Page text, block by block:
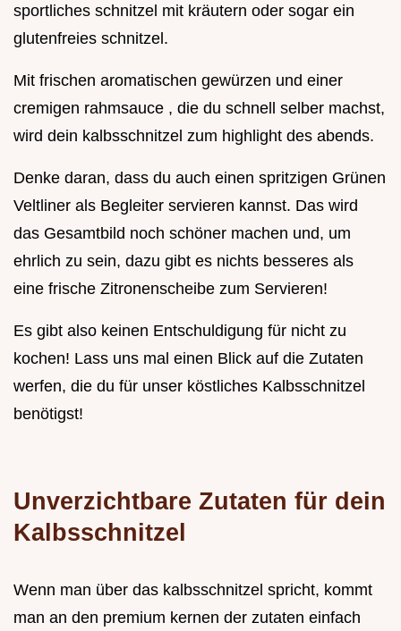
sportliches schnitzel mit kräutern oder sogar ein
glutenfreies schnitzel.
Mit frischen aromatischen gewürzen und einer
cremigen rahmsauce , die du schnell selber machst,
wird dein kalbsschnitzel zum highlight des abends.
Denke daran, dass du auch einen spritzigen Grünen
Veltliner als Begleiter servieren kannst. Das wird
das Gesamtbild noch schöner machen und, um
ehrlich zu sein, dazu gibt es nichts besseres als
eine frische Zitronenscheibe zum Servieren!
Es gibt also keinen Entschuldigung für nicht zu
kochen! Lass uns mal einen Blick auf die Zutaten
werfen, die du für unser köstliches Kalbsschnitzel
benötigst!
Unverzichtbare Zutaten für dein
Kalbsschnitzel
Wenn man über das kalbsschnitzel spricht, kommt
man an den premium kernen der zutaten einfach